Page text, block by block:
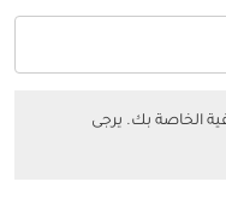
الخاصة بك. يرجى